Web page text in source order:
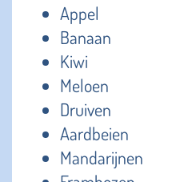
Appel
Banaan
Kiwi
Meloen
Druiven
Aardbeien
Mandarijnen